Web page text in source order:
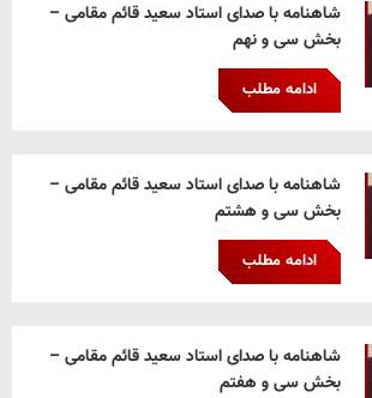
شاهنامه با صدای استاد سعید قائم‌ مقامی –
بخش سی و نهم
ادامه مطلب
شاهنامه با صدای استاد سعید قائم‌ مقامی –
بخش سی و هشتم
ادامه مطلب
شاهنامه با صدای استاد سعید قائم‌ مقامی –
بخش سی و هفتم